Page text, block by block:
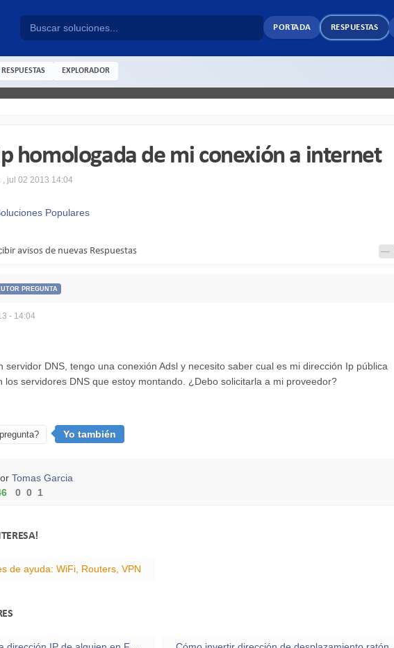
PORTADA RESPUESTAS
RESPUESTAS EXPLORADOR
homologada de mi conexión a internet
, jul 02 2013 14:04
Populares
avisos de nuevas Respuestas
PREGUNTA
- 14:04
servidor DNS, tengo una conexión Adsl y necesito saber cual es mi dirección Ip pública
los servidores DNS que estoy montando. ¿Debo solicitarla a mi proveedor?
Yo también
Tomas Garcia
0 0 1
de ayuda: WiFi, Routers, VPN